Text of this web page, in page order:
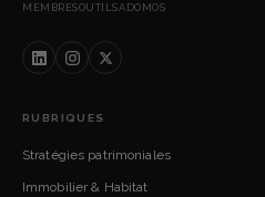
MEMBRESOUTILSADOMOS
RUBRIQUES
Stratégies patrimoniales
Immobilier & Habitat